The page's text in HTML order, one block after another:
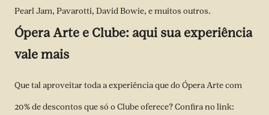
Pearl Jam, Pavarotti, David Bowie, e muitos outros.
Ópera Arte e Clube: aqui sua experiência
vale mais
Que tal aproveitar toda a experiência que do Ópera Arte com
20% de descontos que só o Clube oferece? Confira no link: